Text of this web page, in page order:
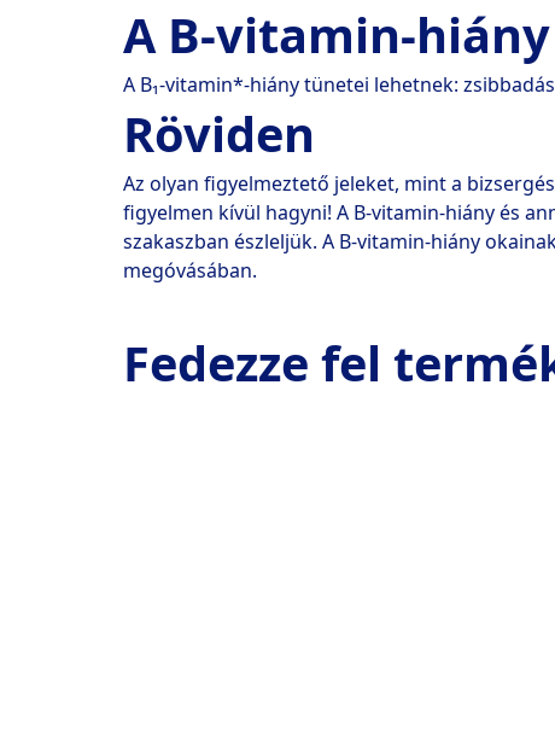
A B-vitamin-
A B₁-vitamin*-hiány tünetei lehetnek:
Röviden
Az olyan figyelmeztető jeleket, mint a
figyelmen kívül hagyni! A B-vitamin-hiány és
szakaszban észleljük. A B-vitamin-hiány
megóvásában.
Fedezze fel